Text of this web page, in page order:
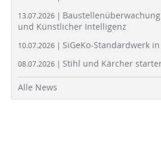
13.07.2026 |
und Künstlicher Intelligenz
10.07.2026 | SiGeKo-Standardwerk
08.07.2026 | Stihl und Kärcher
Alle News